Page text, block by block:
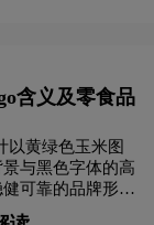
含义及零食品
以黄绿色玉米图
与黑色字体的高
可靠的品牌形
凭借将爆米花与